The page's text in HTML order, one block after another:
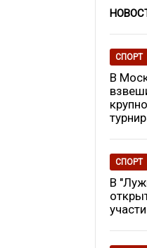
СПОРТ
В
СПОРТ
В